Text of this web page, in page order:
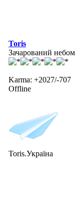
Toris
Зачарований небом
Karma: +2027/-707
Offline
Toris.Україна